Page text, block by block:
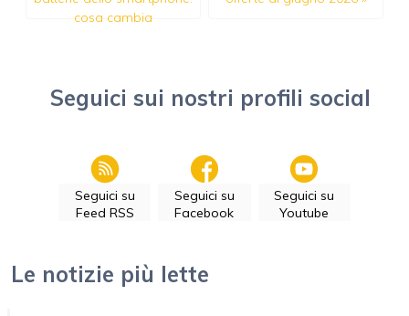
cosa cambia
Seguici sui nostri profili social
Seguici su
Feed RSS
Seguici su
Facebook
Seguici su
Youtube
Le notizie più lette